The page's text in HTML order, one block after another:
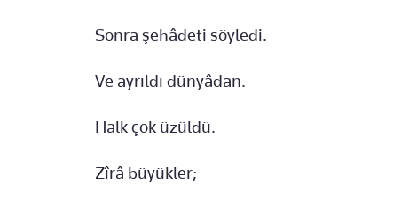
Sonra şehâdeti söyledi.
Ve ayrıldı dünyâdan.
Halk çok üzüldü.
Zîrâ büyükler;